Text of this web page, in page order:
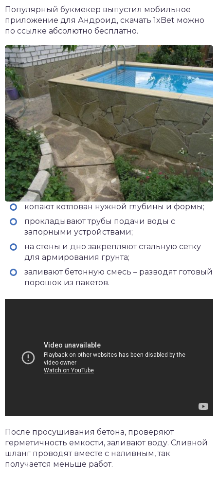
Популярный букмекер выпустил мобильное
приложение для Андроид, скачать 1xBet можно
по ссылке абсолютно бесплатно.
копают котлован нужной глубины и формы;
прокладывают трубы подачи воды с
запорными устройствами;
на стены и дно закрепляют стальную сетку
для армирования грунта;
заливают бетонную смесь – разводят готовый
порошок из пакетов.
После просушивания бетона, проверяют
герметичность емкости, заливают воду. Сливной
шланг проводят вместе с наливным, так
получается меньше работ.